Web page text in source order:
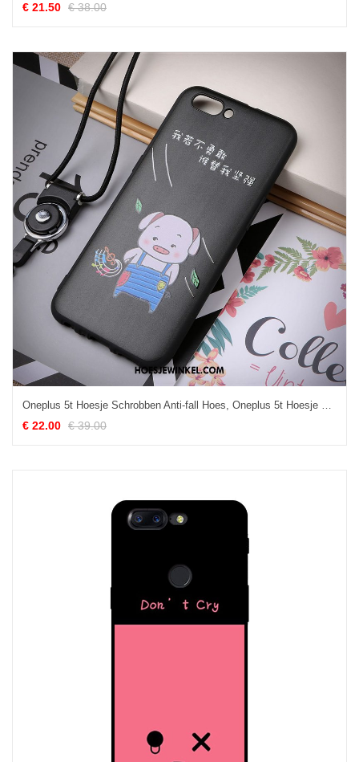
€ 21.50 € 38.00
Oneplus 5t Hoesje Schrobben Anti-fall Hoes, Oneplus 5t Hoesje Scheppend Mobiele Telefoon
€ 22.00 € 39.00